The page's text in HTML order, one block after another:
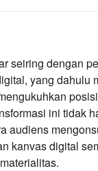
seiring dengan
yang dahulu
ini tidak
audiens
kanvas digital